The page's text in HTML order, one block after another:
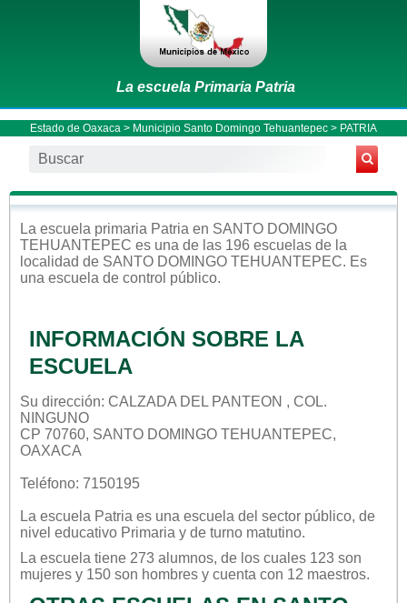
La escuela Primaria Patria
Estado de Oaxaca > Municipio Santo Domingo Tehuantepec > PATRIA
La escuela primaria Patria en SANTO DOMINGO
TEHUANTEPEC es una de las 196 escuelas de la
localidad de SANTO DOMINGO TEHUANTEPEC. Es
una escuela de control público.
INFORMACIÓN SOBRE LA
ESCUELA
Su dirección: CALZADA DEL PANTEON , COL.
NINGUNO
CP 70760, SANTO DOMINGO TEHUANTEPEC,
OAXACA
Teléfono: 7150195
La escuela Patria es una escuela del sector público, de
nivel educativo Primaria y de turno matutino.
La escuela tiene 273 alumnos, de los cuales 123 son
mujeres y 150 son hombres y cuenta con 12 maestros.